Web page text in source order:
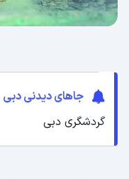
جاهای دیدنی دبی
گردشگری دبی